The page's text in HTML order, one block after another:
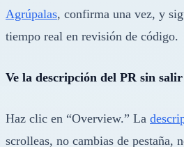
Agrúpalas, confirma una vez, y
tiempo real en revisión de código.
Ve la descripción del PR sin
Haz clic en “Overview.” La
scrolleas, no cambias de pestaña,